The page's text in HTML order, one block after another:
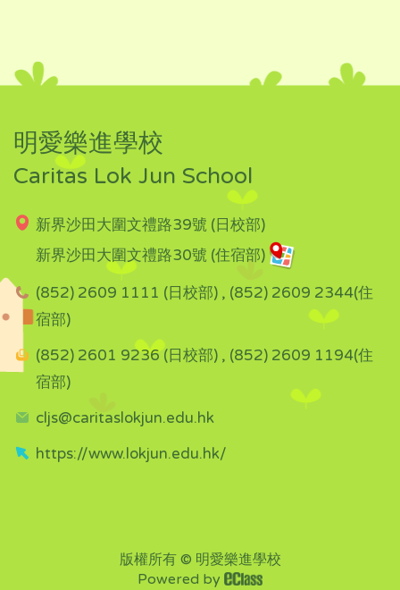
明愛樂進學校
Caritas Lok Jun School
新界沙田大圍文禮路39號 (日校部)
新界沙田大圍文禮路30號 (住宿部)
(852) 2609 1111 (日校部) , (852) 2609 2344(住
宿部)
(852) 2601 9236 (日校部) , (852) 2609 1194(住
宿部)
cljs@caritaslokjun.edu.hk
https://www.lokjun.edu.hk/
版權所有 © 明愛樂進學校
Powered by